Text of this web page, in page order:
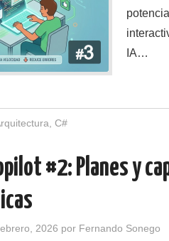
IA…
,C#
#2: Planes y
2026 por Fernando Sonego